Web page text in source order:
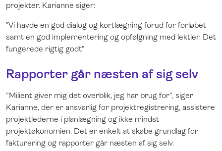
projekter. Karianne siger:
”Vi havde en god dialog og kortlægning forud for forløbet
samt en god implementering og opfølgning med lektier. Det
fungerede rigtig godt”
Rapporter går næsten af sig selv
"Milient giver mig det overblik, jeg har brug for", siger
Karianne, der er ansvarlig for projektregistrering, assistere
projektlederne i planlægning og ikke mindst
projektøkonomien. Det er enkelt at skabe grundlag for
fakturering og rapporter går næsten af ​​sig selv.